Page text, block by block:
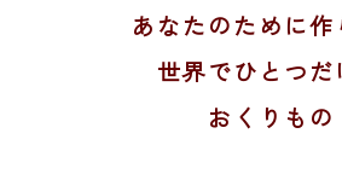
あなたのために作
世界でひとつだ
おくりもの